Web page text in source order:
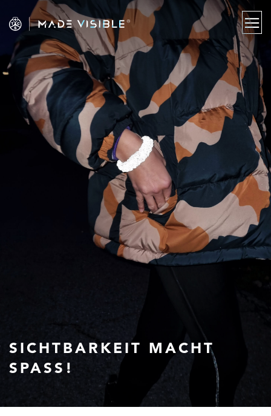
SICHTBARKEIT MACHT
SPASS!